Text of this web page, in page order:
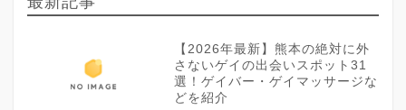
【2026年最新】熊本の絶対に外
さないゲイの出会いスポット31
選！ゲイバー・ゲイマッサージな
どを紹介